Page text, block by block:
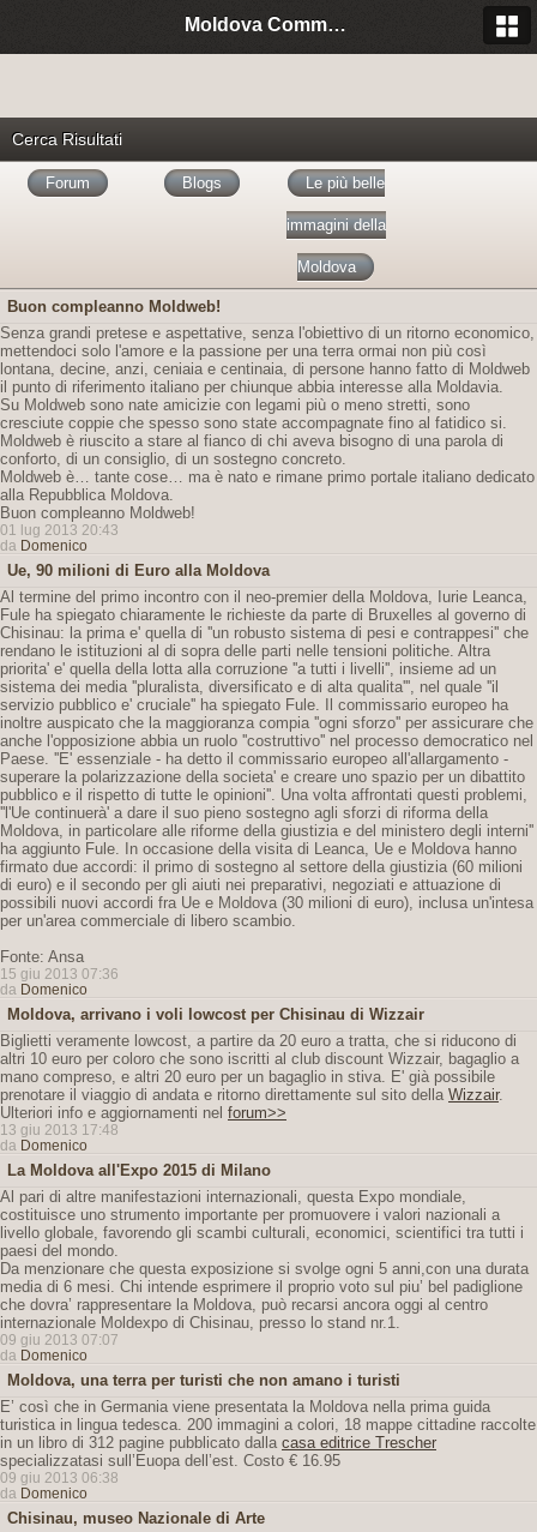
Moldova Community Italia
Cerca Risultati
Forum Blogs Le più belle
immagini della
Moldova
Buon compleanno Moldweb!
Senza grandi pretese e aspettative, senza l'obiettivo di un ritorno economico,
mettendoci solo l'amore e la passione per una terra ormai non più così
lontana, decine, anzi, ceniaia e centinaia, di persone hanno fatto di Moldweb
il punto di riferimento italiano per chiunque abbia interesse alla Moldavia.
Su Moldweb sono nate amicizie con legami più o meno stretti, sono
cresciute coppie che spesso sono state accompagnate fino al fatidico si.
Moldweb è riuscito a stare al fianco di chi aveva bisogno di una parola di
conforto, di un consiglio, di un sostegno concreto.
Moldweb è… tante cose… ma è nato e rimane primo portale italiano dedicato
alla Repubblica Moldova.
Buon compleanno Moldweb!
01 lug 2013 20:43
da Domenico
Ue, 90 milioni di Euro alla Moldova
Al termine del primo incontro con il neo-premier della Moldova, Iurie Leanca,
Fule ha spiegato chiaramente le richieste da parte di Bruxelles al governo di
Chisinau: la prima e' quella di ''un robusto sistema di pesi e contrappesi'' che
rendano le istituzioni al di sopra delle parti nelle tensioni politiche. Altra
priorita' e' quella della lotta alla corruzione ''a tutti i livelli'', insieme ad un
sistema dei media ''pluralista, diversificato e di alta qualita''', nel quale ''il
servizio pubblico e' cruciale'' ha spiegato Fule. Il commissario europeo ha
inoltre auspicato che la maggioranza compia ''ogni sforzo'' per assicurare che
anche l'opposizione abbia un ruolo ''costruttivo'' nel processo democratico nel
Paese. ''E' essenziale - ha detto il commissario europeo all'allargamento -
superare la polarizzazione della societa' e creare uno spazio per un dibattito
pubblico e il rispetto di tutte le opinioni''. Una volta affrontati questi problemi,
''l'Ue continuerà' a dare il suo pieno sostegno agli sforzi di riforma della
Moldova, in particolare alle riforme della giustizia e del ministero degli interni''
ha aggiunto Fule. In occasione della visita di Leanca, Ue e Moldova hanno
firmato due accordi: il primo di sostegno al settore della giustizia (60 milioni
di euro) e il secondo per gli aiuti nei preparativi, negoziati e attuazione di
possibili nuovi accordi fra Ue e Moldova (30 milioni di euro), inclusa un'intesa
per un'area commerciale di libero scambio.
Fonte: Ansa
15 giu 2013 07:36
da Domenico
Moldova, arrivano i voli lowcost per Chisinau di Wizzair
Biglietti veramente lowcost, a partire da 20 euro a tratta, che si riducono di
altri 10 euro per coloro che sono iscritti al club discount Wizzair, bagaglio a
mano compreso, e altri 20 euro per un bagaglio in stiva. E' già possibile
prenotare il viaggio di andata e ritorno direttamente sul sito della Wizzair.
Ulteriori info e aggiornamenti nel forum>>
13 giu 2013 17:48
da Domenico
La Moldova all'Expo 2015 di Milano
Al pari di altre manifestazioni internazionali, questa Expo mondiale,
costituisce uno strumento importante per promuovere i valori nazionali a
livello globale, favorendo gli scambi culturali, economici, scientifici tra tutti i
paesi del mondo.
Da menzionare che questa exposizione si svolge ogni 5 anni,con una durata
media di 6 mesi. Chi intende esprimere il proprio voto sul piu’ bel padiglione
che dovra’ rappresentare la Moldova, può recarsi ancora oggi al centro
internazionale Moldexpo di Chisinau, presso lo stand nr.1.
09 giu 2013 07:07
da Domenico
Moldova, una terra per turisti che non amano i turisti
E’ così che in Germania viene presentata la Moldova nella prima guida
turistica in lingua tedesca. 200 immagini a colori, 18 mappe cittadine raccolte
in un libro di 312 pagine pubblicato dalla casa editrice Trescher
specializzatasi sull’Euopa dell’est. Costo € 16.95
09 giu 2013 06:38
da Domenico
Chisinau, museo Nazionale di Arte